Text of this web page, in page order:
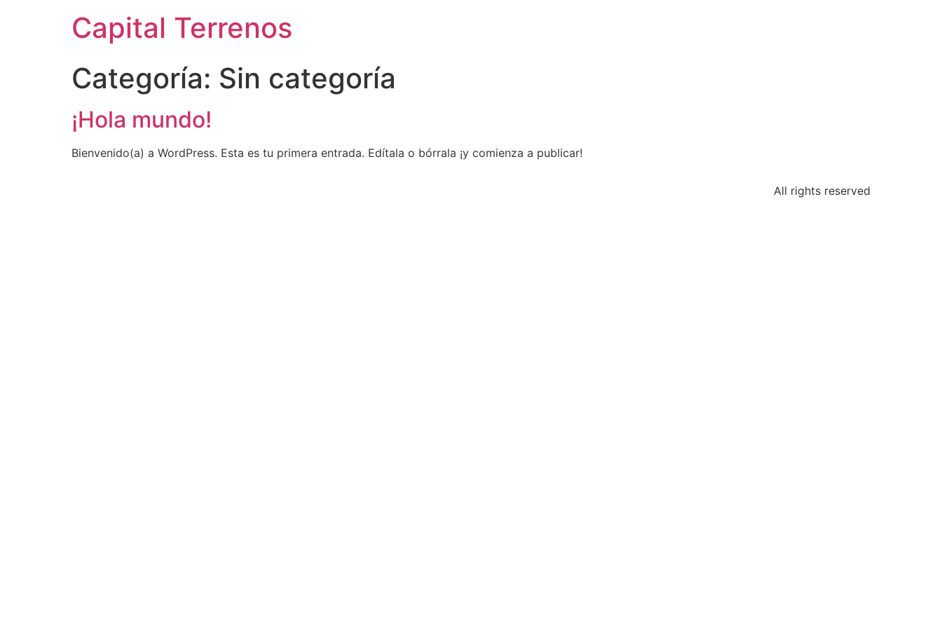
Capital Terrenos
Categoría: Sin categoría
¡Hola mundo!
Bienvenido(a) a WordPress. Esta es tu primera entrada. Edítala o bórrala ¡y comienza a publicar!
All rights reserved